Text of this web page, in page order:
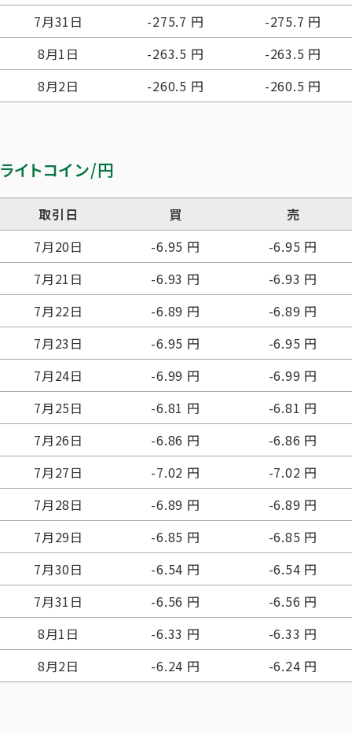
7月31日
-275.7 円
-275.7 円
8月1日
-263.5 円
-263.5 円
8月2日
-260.5 円 -260.5 円
ライトコイン/円
取引日 買
売
7月20日
-6.95 円
-6.95 円
7月21日
-6.93 円
-6.93 円
7月22日
-6.89 円
-6.89 円
7月23日
-6.95 円
-6.95 円
7月24日
-6.99 円
-6.99 円
7月25日
-6.81 円
-6.81 円
7月26日
-6.86 円
-6.86 円
7月27日
-7.02 円
-7.02 円
7月28日
-6.89 円
-6.89 円
7月29日
-6.85 円
-6.85 円
7月30日
-6.54 円
-6.54 円
7月31日
-6.56 円
-6.56 円
8月1日
-6.33 円
-6.33 円
8月2日
-6.24 円 -6.24 円